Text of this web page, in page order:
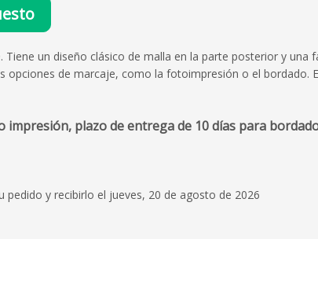
un diseño clásico de malla en la parte posterior y
opciones de marcaje, como la fotoimpresión o el
impresión, plazo de entrega de 10 días para
pedido y recibirlo el jueves, 20 de agosto de 2026